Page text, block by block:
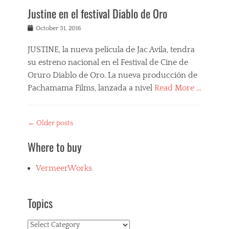
,
R
v
i
e
s
Justine en el festival Diablo de Oro
PostedOctober 31, 2016
JUSTINE, la nueva película de Jac Avila, tendra
su estreno nacional en el Festival de Cine de
Oruro Diablo de Oro. La nueva producción de
Pachamama Films, lanzada a nivel Read More …
m
s
t
n
Post
← Older posts
Where to buy
VermeerWorks
Topics
Topics